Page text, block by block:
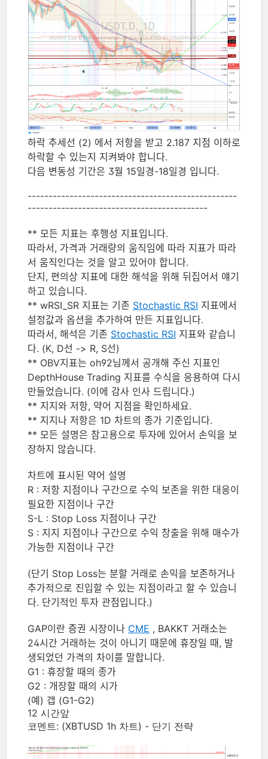
하락 추세선 (2) 에서 저항을 받고 2.187 지점 이하로
하락할 수 있는지 지켜봐야 합니다.
다음 변동성 기간은 3월 15일경-18일경 입니다.
--------------------------------------------------
-------------------------------------------
** 모든 지표는 후행성 지표입니다.
따라서, 가격과 거래량의 움직임에 따라 지표가 따라
서 움직인다는 것을 알고 있어야 합니다.
단지, 편의상 지표에 대한 해석을 위해 뒤집어서 얘기
하고 있습니다.
** wRSI_SR 지표는 기존 Stochastic RSI 지표에서
설정값과 옵션을 추가하여 만든 지표입니다.
따라서, 해석은 기존 Stochastic RSI 지표와 같습니
다. (K, D선 -> R, S선)
** OBV지표는 oh92님께서 공개해 주신 지표인
DepthHouse Trading 지표를 수식을 응용하여 다시
만들었습니다. (이에 감사 인사 드립니다.)
** 지지와 저항, 약어 지점을 확인하세요.
** 지지나 저항은 1D 차트의 종가 기준입니다.
** 모든 설명은 참고용으로 투자에 있어서 손익을 보
장하지 않습니다.
차트에 표시된 약어 설명
R : 저항 지점이나 구간으로 수익 보존을 위한 대응이
필요한 지점이나 구간
S-L : Stop Loss 지점이나 구간
S : 지지 지점이나 구간으로 수익 창출을 위해 매수가
가능한 지점이나 구간
(단기 Stop Loss는 분할 거래로 손익을 보존하거나
추가적으로 진입할 수 있는 지점이라고 할 수 있습니
다. 단기적인 투자 관점입니다.)
GAP이란 증권 시장이나 CME , BAKKT 거래소는
24시간 거래하는 것이 아니기 때문에 휴장일 때, 발
생되었던 가격의 차이를 말합니다.
G1 : 휴장할 때의 종가
G2 : 개장할 때의 시가
(예) 갭 (G1-G2)
12 시간앞
코멘트: (XBTUSD 1h 차트) - 단기 전략